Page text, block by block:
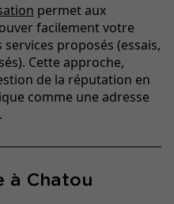
permet aux
facilement votre
proposés (essais,
Cette approche,
de la réputation en
comme une adresse
à Chatou